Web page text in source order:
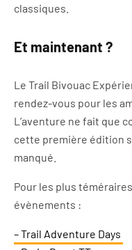
classiques.
Et maintenant ?
Le Trail Bivouac
rendez-vous pour les
L’aventure ne fait que
cette première édition
manqué.
Pour les plus
évènements :
– Trail Adventure Days